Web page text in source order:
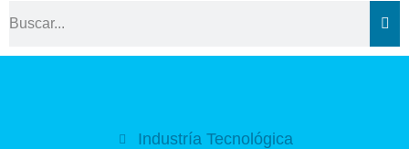
o
k
a
e
Industría Tecnológica